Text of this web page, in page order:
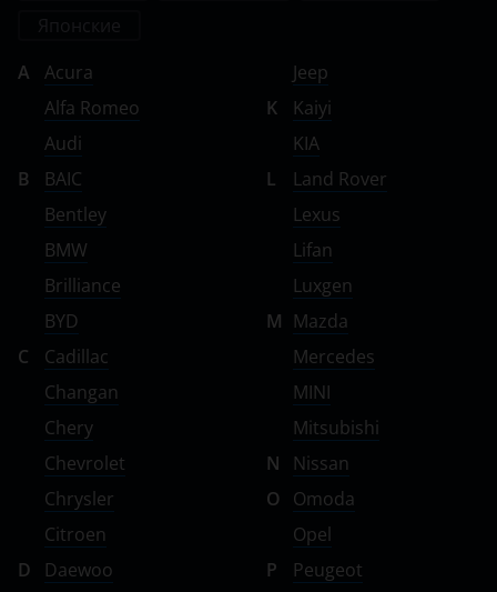
A
Acura
Alfa Romeo
Audi
B
BAIC
Bentley
BMW
Brilliance
BYD
C
Cadillac
Changan
Chery
Chevrolet
Chrysler
Citroen
D
Daewoo
Jeep
K
Kaiyi
KIA
L
Land Rover
Lexus
Lifan
Luxgen
M Mazda
Mercedes
MINI
Mitsubishi
N
Nissan
O
Omoda
Opel
P
Peugeot